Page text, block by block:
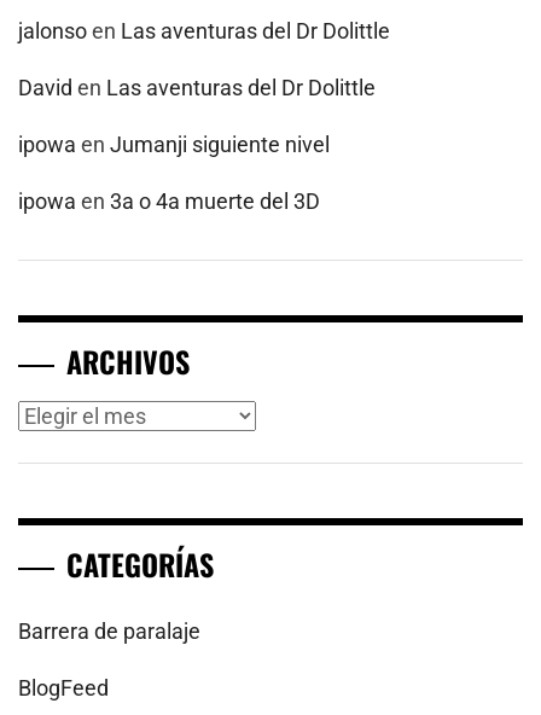
jalonsoen Las aventuras del Dr Dolittle
David en Las aventuras del Dr Dolittle
ipowa en Jumanji siguiente nivel
ipowa en 3a o 4a muerte del 3D
ARCHIVOS
Archivos
CATEGORÍAS
Barrera de paralaje
BlogFeed